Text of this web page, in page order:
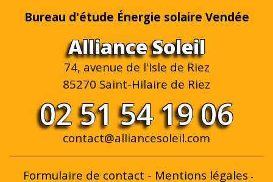
Bureau d'étude Énergie solaire Vendée
Alliance Soleil
74, avenue de l'Isle de Riez
85270 Saint-Hilaire de Riez
02 51 54 19 06
contact@alliancesoleil.com
Formulaire de contact - Mentions légales -